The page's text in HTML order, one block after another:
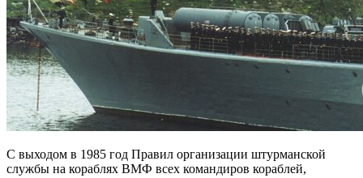
С выходом в 1985 год Правил организации штурманской
службы на кораблях ВМФ всех командиров кораблей,